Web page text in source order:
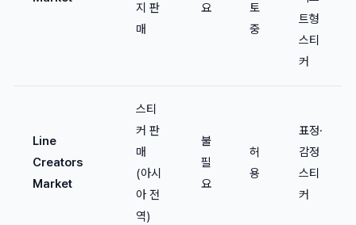
지 판
매
요
토
중
트형
스티
커
Line
Creators
Market
스티
커 판
매
(아시
아 전
역)
불
필
요
허
용
표정·
감정
스티
커